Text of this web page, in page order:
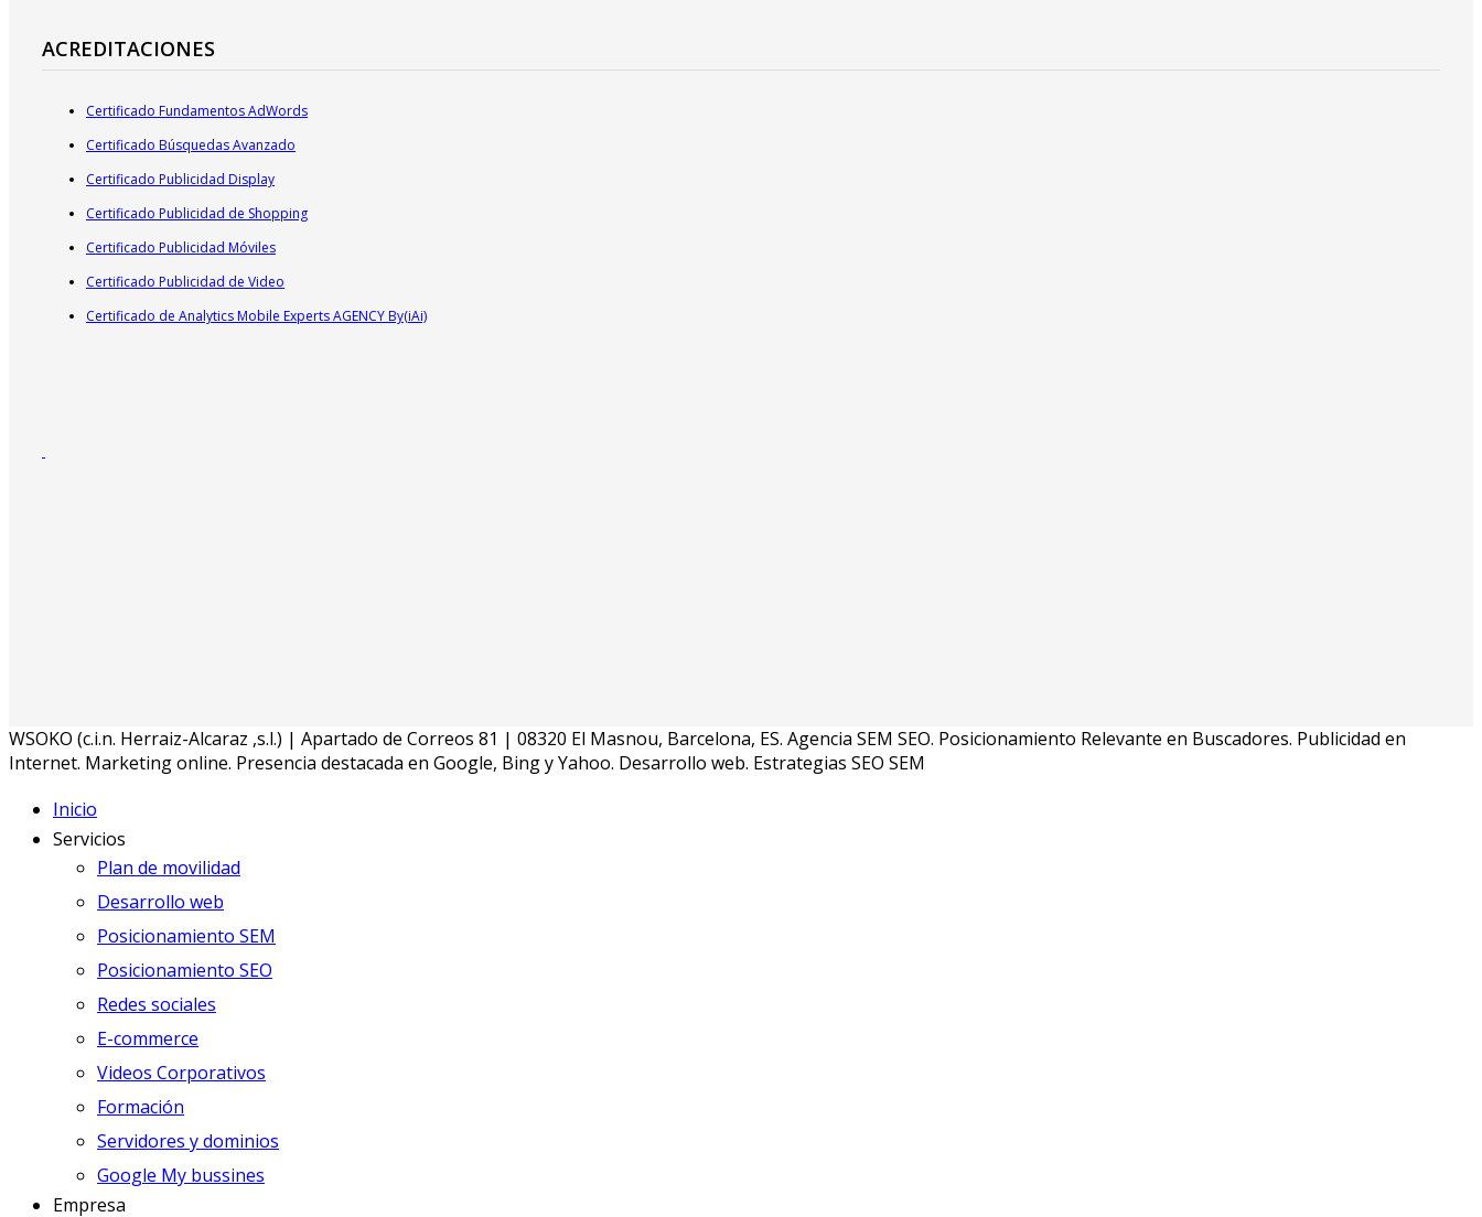
ACREDITACIONES
Certificado Fundamentos AdWords
Certificado Búsquedas Avanzado
Certificado Publicidad Display
Certificado Publicidad de Shopping
Certificado Publicidad Móviles
Certificado Publicidad de Video
Certificado de Analytics Mobile Experts AGENCY By(iAi)
WSOKO (c.i.n. Herraiz-Alcaraz ,s.l.) | Apartado de Correos 81 | 08320 El Masnou, Barcelona, ES. Agencia SEM SEO. Posicionamiento Relevante en Buscadores. Publicidad en
Internet. Marketing online. Presencia destacada en Google, Bing y Yahoo. Desarrollo web. Estrategias SEO SEM
Inicio
Servicios
Plan de movilidad
Desarrollo web
Posicionamiento SEM
Posicionamiento SEO
Redes sociales
E-commerce
Videos Corporativos
Formación
Servidores y dominios
Google My bussines
Empresa